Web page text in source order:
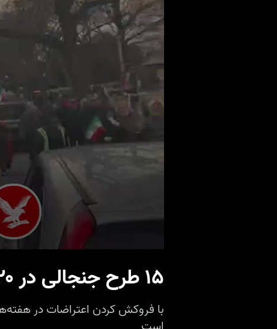
۱۵ طرح‌ جنجالی در ۱۲۰ روز گذشته برای کنترل اوضاع اجتماعی در ایران
با فروکش کردن اعتراضات در